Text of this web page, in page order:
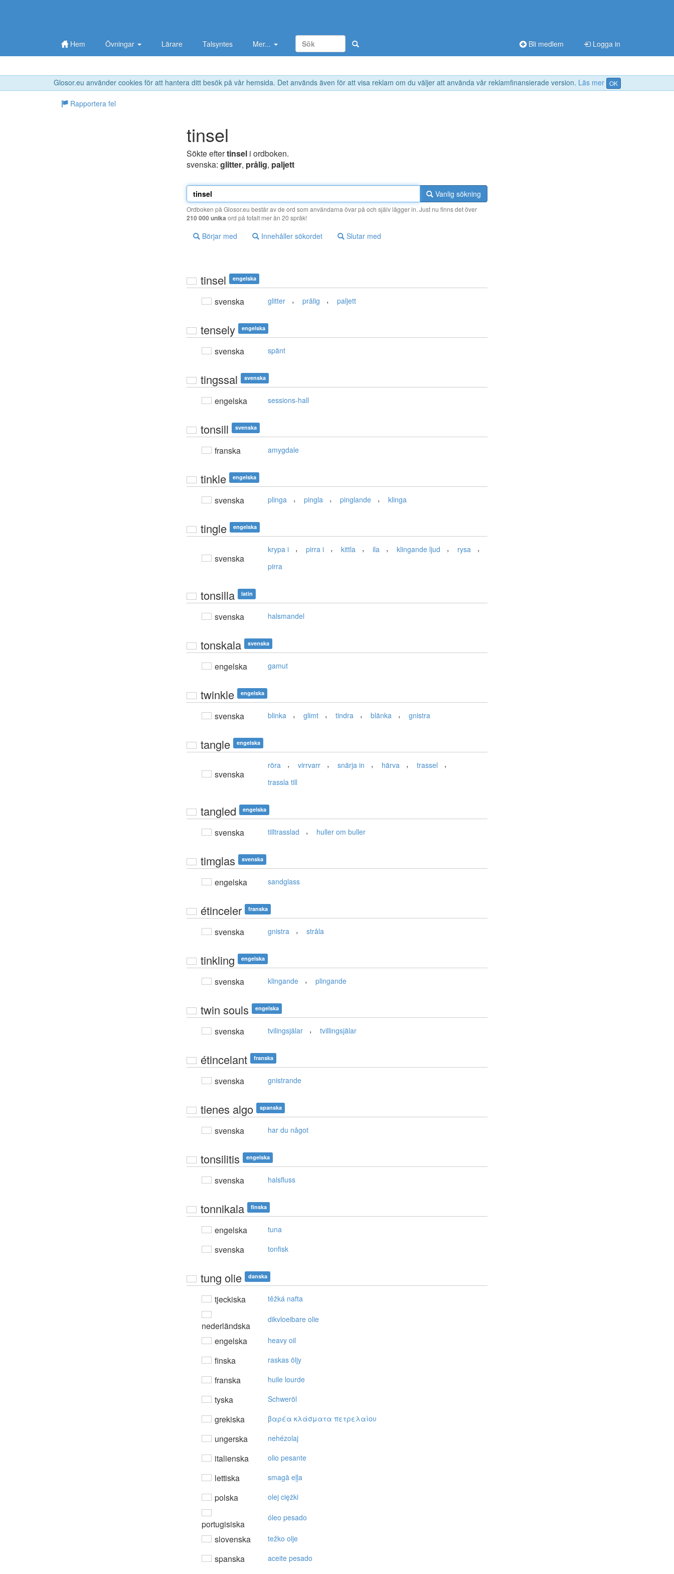
Glosor.eu använder cookies för att hantera ditt besök på vår hemsida. Det används även för att visa reklam om du väljer att använda vår reklamfinansierade version. Läs mer OK
Hem Övningar Lärare Talsyntes Mer... Bli medlem Logga in
Rapportera fel
tinsel
Sökte eftertinsel i ordboken.
svenska: glitter, prålig, paljett
Vanlig sökning
Ordboken på Glosor.eu består av de ord som användarna övar på och själv lägger in. Just nu finns det över
210 000 unika ord på totalt mer än 20 språk!
Börjar med Innehåller sökordet Slutar med
tinsel engelska
svenska glitter , prålig , paljett
tensely engelska
svenska spänt
tingssal svenska
engelska sessions-hall
tonsill svenska
franska amygdale
tinkle engelska
svenska plinga , pingla , pinglande , klinga
tingle engelska
svenska
krypa i , pirra i , kittla , ila , klingande ljud , rysa ,
pirra
tonsilla latin
svenska halsmandel
tonskala svenska
engelska gamut
twinkle engelska
svenska blinka , glimt , tindra , blänka , gnistra
tangle engelska
svenska
röra , virrvarr , snärja in , härva , trassel ,
trassla till
tangled engelska
svenska tilltrasslad , huller om buller
timglas svenska
engelska sandglass
étinceler franska
svenska gnistra , stråla
tinkling engelska
svenska klingande , plingande
twin souls engelska
svenska tvilingsjälar , tvillingsjälar
étincelant franska
svenska gnistrande
tienes algo spanska
svenska har du något
tonsilitis engelska
svenska halsfluss
tonnikala finska
engelska tuna
svenska tonfisk
tung olie danska
tjeckiska těžká nafta
nederländska
dikvloeibare olie
engelska heavy oil
finska raskas öljy
franska huile lourde
tyska Schweröl
grekiska βαρέα κλάσματα πετρελαίoυ
ungerska nehézolaj
italienska olio pesante
lettiska smagā eļļa
polska olej ciężki
portugisiska
óleo pesado
slovenska težko olje
spanska aceite pesado